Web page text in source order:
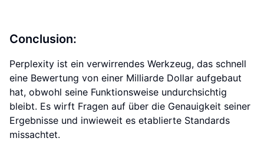
Conclusion:
Perplexity ist ein verwirrendes Werkzeug, das schnell
eine Bewertung von einer Milliarde Dollar aufgebaut
hat, obwohl seine Funktionsweise undurchsichtig
bleibt. Es wirft Fragen auf über die Genauigkeit seiner
Ergebnisse und inwieweit es etablierte Standards
missachtet.